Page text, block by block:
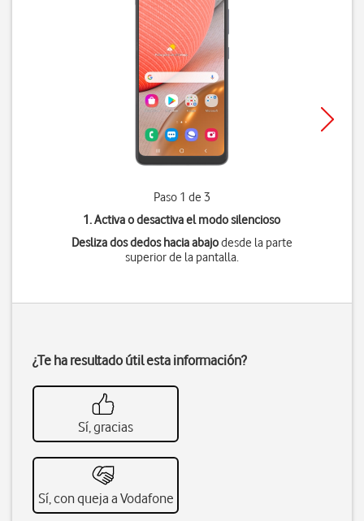
Paso 1 de 3
1. Activa o desactiva el modo silencioso
Desliza dos dedos hacia abajodesde la parte
superior de la pantalla.
¿Te ha resultado útil esta información?
Sí, gracias
Sí, con queja a Vodafone